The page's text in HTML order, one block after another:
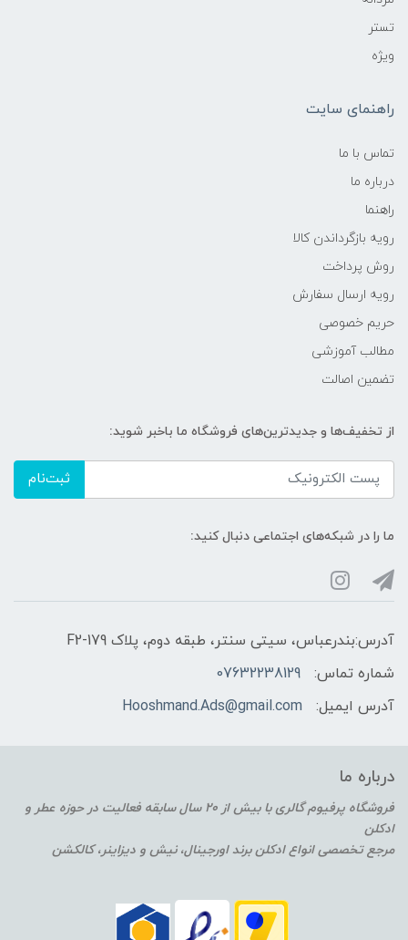
تستر
ویژه
راهنمای سایت
تماس با ما
درباره ما
راهنما
رویه‌ بازگرداندن کالا
روش پرداخت
رویه ارسال سفارش
حریم خصوصی
مطالب آموزشی
تضمین اصالت
از تخفیف‌ها و جدیدترین‌های فروشگاه ما باخبر شوید:
ثبت‌نام
ما را در شبکه‌های اجتماعی دنبال کنید:
آدرس:بندرعباس، سیتی سنتر، طبقه دوم، پلاک F2-179
شماره تماس:
07632238129
آدرس ایمیل:
Hooshmand.Ads@gmail.com
درباره ما
فروشگاه پرفیوم گالری با بیش از 20 سال سابقه فعالیت در حوزه عطر و
ادکلن
مرجع تخصصی انواع ادکلن برند اورجینال، نیش و دیزاینر، کالکشن